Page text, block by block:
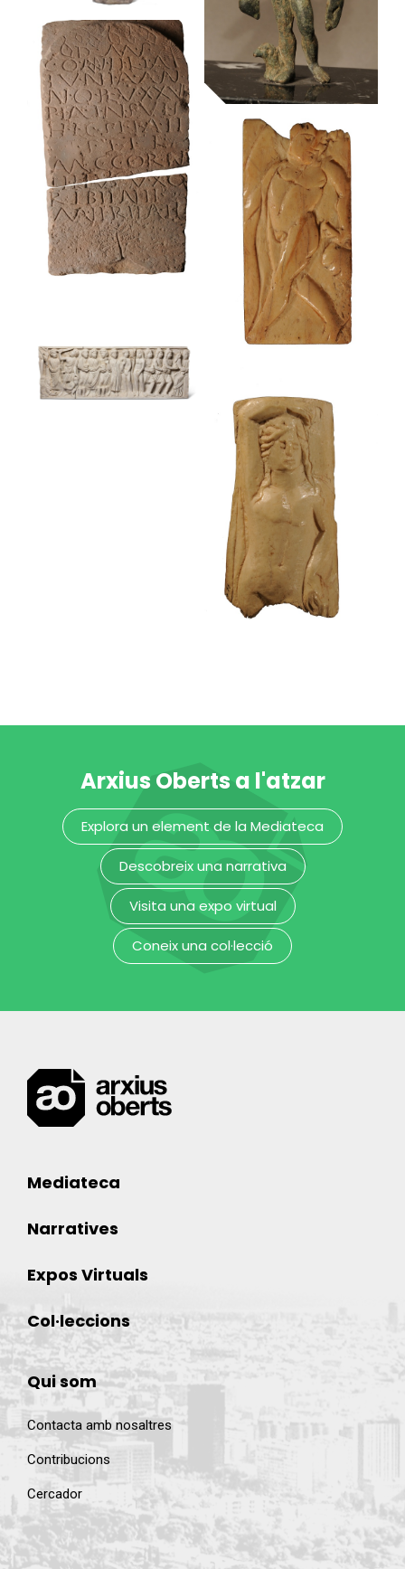
Agrippina Minor
Museu Frederic Marès
Mercuri
Museu Frederic Marès
Plaqueta
decorativa amb
la figura d’un
sàtir
Museu Frederic Marès
decorativa amb
la figura
d’Apol·lo o Bacus
Museu Frederic Marès
Arxius Oberts a l'atzar
Explora un element de la Mediateca
Descobreix una narrativa
Visita una expo virtual
Coneix una col·lecció
Mediateca
Narratives
Expos Virtuals
Col·leccions
Qui som
Contacta amb nosaltres
Contribucions
Cercador